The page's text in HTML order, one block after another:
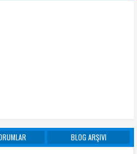
BLOG ARŞIVI